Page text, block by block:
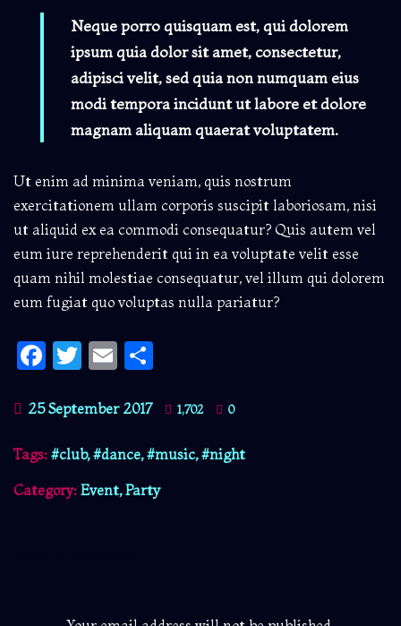
Neque porro quisquam est, qui dolorem
ipsum quia dolor sit amet, consectetur,
adipisci velit, sed quia non numquam eius
modi tempora incidunt ut labore et dolore
magnam aliquam quaerat voluptatem.
Ut enim ad minima veniam, quis nostrum
exercitationem ullam corporis suscipit laboriosam, nisi
ut aliquid ex ea commodi consequatur? Quis autem vel
eum iure reprehenderit qui in ea voluptate velit esse
quam nihil molestiae consequatur, vel illum qui dolorem
eum fugiat quo voluptas nulla pariatur?
Facebook
Twitter
Email
25 September 2017 1,702 0
Tags: club, dance, music,
night
Category: Event,Party